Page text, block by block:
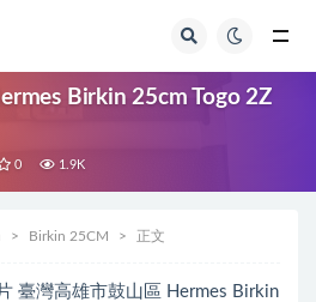
Birkin 25cm Togo 2Z
0 1.9K
Birkin 25CM 正文
臺灣高雄市鼓山區 Hermes Birkin